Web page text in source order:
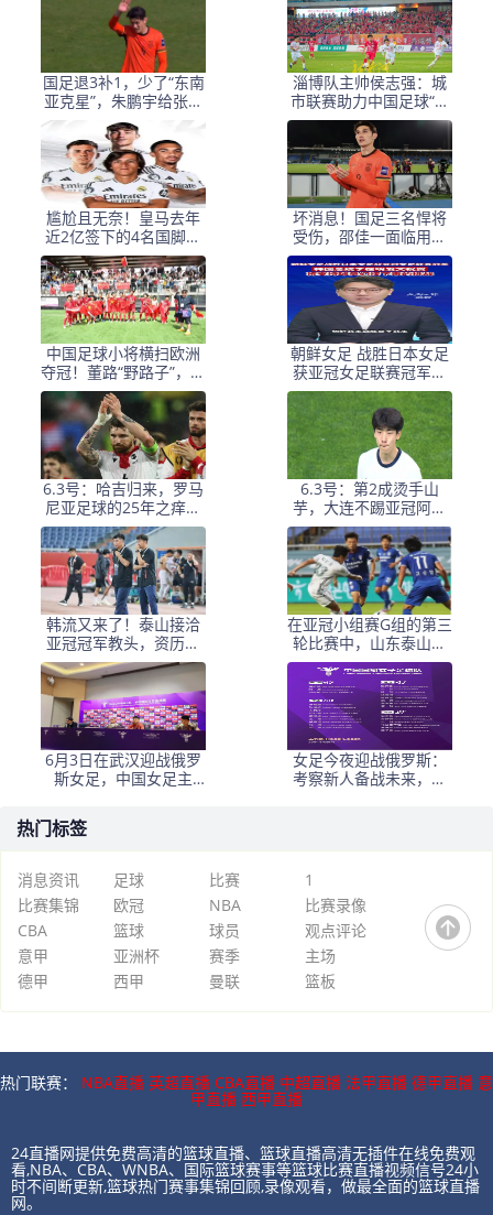
国足退3补1，少了“东南
亚克星”，朱鹏宇给张玉
宁当替补 防线不稳
淄博队主帅侯志强：城
市联赛助力中国足球“基
础建设”｜专访
尴尬且无奈！皇马去年
近2亿签下的4名国脚新
援，今夏均无缘世界杯
坏消息！国足三名悍将
受伤，邵佳一面临用人
荒，武磊也难出场
中国足球小将横扫欧洲
夺冠！董路“野路子”，撕
开了谁的遮羞布？
朝鲜女足 战胜日本女足
获亚冠女足联赛冠军李
在明 发文祝贺
6.3号：哈吉归来，罗马
尼亚足球的25年之痒能
解么？
6.3号：第2成烫手山
芋，大连不踢亚冠阿奇
+马莱莱没必要换练好新
星更重要
韩流又来了！泰山接洽
亚冠冠军教头，资历与
名气全面压过徐正源
在亚冠小组赛G组的第三
轮比赛中，山东泰山客
场挑战韩国球队仁
6月3日在武汉迎战俄罗
斯女足，中国女足主
女足今夜迎战俄罗斯：
考察新人备战未来，古
热门标签
消息资讯 足球 比赛
1
比赛集锦
欧冠 NBA
比赛录像
CBA
篮球 球员
观点评论
意甲
亚洲杯 赛季
主场
德甲
西甲 曼联 篮板
热门联赛： NBA直播 英超直播 CBA直播 中超直播 法甲直播 德甲直播 意
甲直播 西甲直播
24直播网提供免费高清的篮球直播、篮球直播高清无插件在线免费观
看,NBA、CBA、WNBA、国际篮球赛事等篮球比赛直播视频信号24小
时不间断更新,篮球热门赛事集锦回顾,录像观看，做最全面的篮球直播
网。